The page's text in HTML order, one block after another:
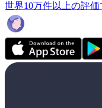
世界10万件以上の評